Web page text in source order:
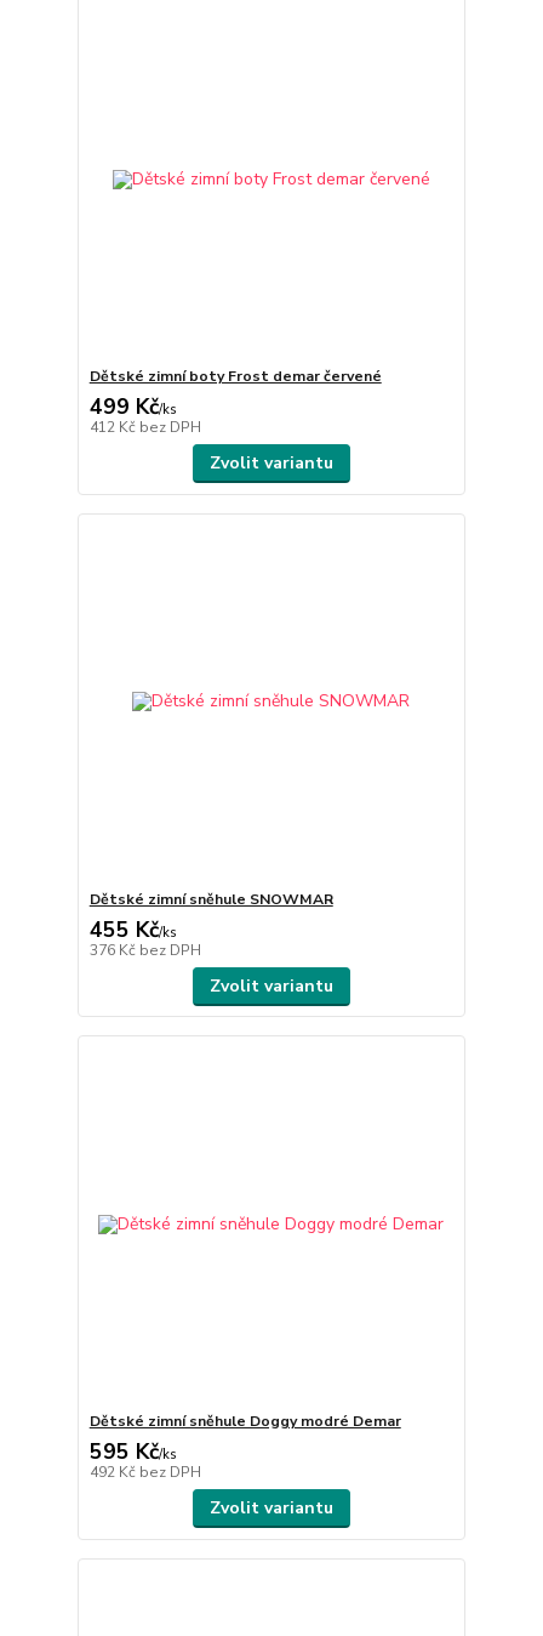
Dětské zimní boty Frost demar červené
499 Kč/ks
412 Kč bez DPH
Zvolit variantu
Dětské zimní sněhule SNOWMAR
455 Kč/ks
376 Kč bez DPH
Zvolit variantu
Dětské zimní sněhule Doggy modré Demar
595 Kč/ks
492 Kč bez DPH
Zvolit variantu